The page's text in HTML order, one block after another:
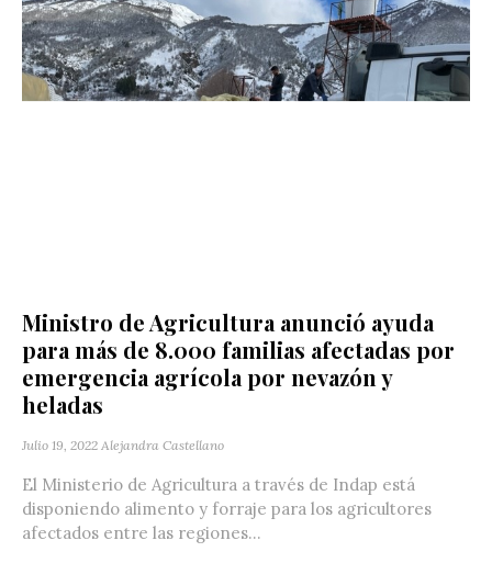
Ministro de Agricultura anunció ayuda
para más de 8.000 familias afectadas por
emergencia agrícola por nevazón y
heladas
Julio 19, 2022 Alejandra Castellano
El Ministerio de Agricultura a través de Indap está
disponiendo alimento y forraje para los agricultores
afectados entre las regiones...